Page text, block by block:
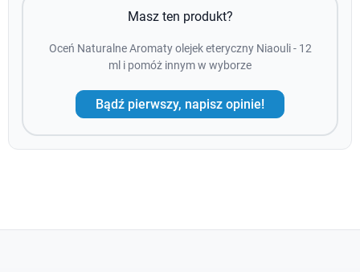
Masz ten produkt?
Oceń Naturalne Aromaty olejek eteryczny Niaouli - 12
ml i pomóż innym w wyborze
Bądź pierwszy, napisz opinie!